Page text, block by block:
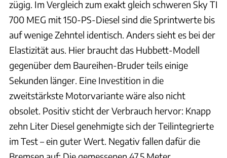
zügig. Im Vergleich zum exakt gleich schweren Sky TI
700 MEG mit 150-PS-Diesel sind die Sprintwerte bis
auf wenige Zehntel identisch. Anders sieht es bei der
Elastizität aus. Hier braucht das Hubbett-Modell
gegenüber dem Baureihen-Bruder teils einige
Sekunden länger. Eine Investition in die
zweitstärkste Motorvariante wäre also nicht
obsolet. Positiv sticht der Verbrauch hervor: Knapp
zehn Liter Diesel genehmigte sich der Teilintegrierte
im Test – ein guter Wert. Negativ fallen dafür die